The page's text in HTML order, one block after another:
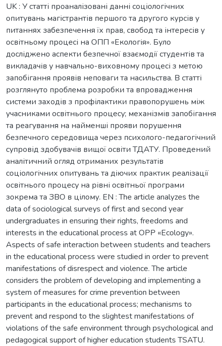
UK : У статті проаналізовані данні соціологічних
опитувань магістрантів першого та другого курсів у
питаннях забезпечення їх прав, свобод та інтересів у
освітньому процесі на ОПП «Екологія». Було
досліджено аспекти безпечної взаємодії студентів та
викладачів у навчально-виховному процесі з метою
запобігання проявів неповаги та насильства. В статті
розглянуто проблема розробки та впровадження
системи заходів з профілактики правопорушень між
учасниками освітнього процесу; механізмів запобігання
та реагування на найменші прояви порушення
безпечного середовища через психолого-педагогічний
супровід здобувачів вищої освіти ТДАТУ. Проведений
аналітичний огляд отриманих результатів
соціологічних опитувань та діючих практик реалізації
освітнього процесу на рівні освітньої програми
зокрема та ЗВО в цілому. EN : The article analyzes the
data of sociological surveys of first and second year
undergraduates in ensuring their rights, freedoms and
interests in the educational process at OPP «Ecology».
Aspects of safe interaction between students and teachers
in the educational process were studied in order to prevent
manifestations of disrespect and violence. The article
considers the problem of developing and implementing a
system of measures for crime prevention between
participants in the educational process; mechanisms to
prevent and respond to the slightest manifestations of
violations of the safe environment through psychological and
pedagogical support of higher education students TSATU.